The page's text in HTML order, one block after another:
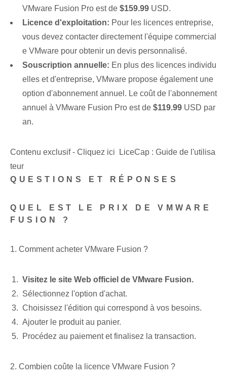
VMware Fusion Pro est de $159.99 USD.
Licence d'exploitation: Pour les licences entreprise,
vous devez contacter directement l'équipe commercial
e VMware pour obtenir un devis personnalisé.
Souscription annuelle: En plus des licences individu
elles et d'entreprise, VMware propose également une
option d'abonnement annuel. Le coût de l'abonnement
annuel à VMware Fusion Pro est de $119.99 USD par
an.
Contenu exclusif - Cliquez ici LiceCap : Guide de l'utilisa
teur
QUESTIONS ET RÉPONSES
QUEL EST LE PRIX DE VMWARE
FUSION ?
1. Comment acheter VMware Fusion ?
Visitez le site Web officiel de VMware Fusion.
Sélectionnez l'option d'achat.
Choisissez l'édition qui correspond à vos besoins.
Ajouter le produit au panier.
Procédez au paiement et finalisez la transaction.
2. Combien coûte la licence VMware Fusion ?